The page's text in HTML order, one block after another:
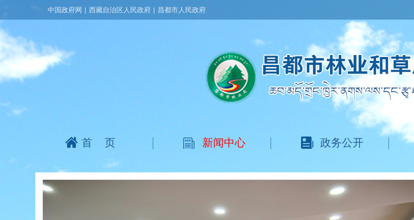
中国政府网 | 西藏自治区人民政府 | 昌都市人民政府
首页 新闻中心 政务公开